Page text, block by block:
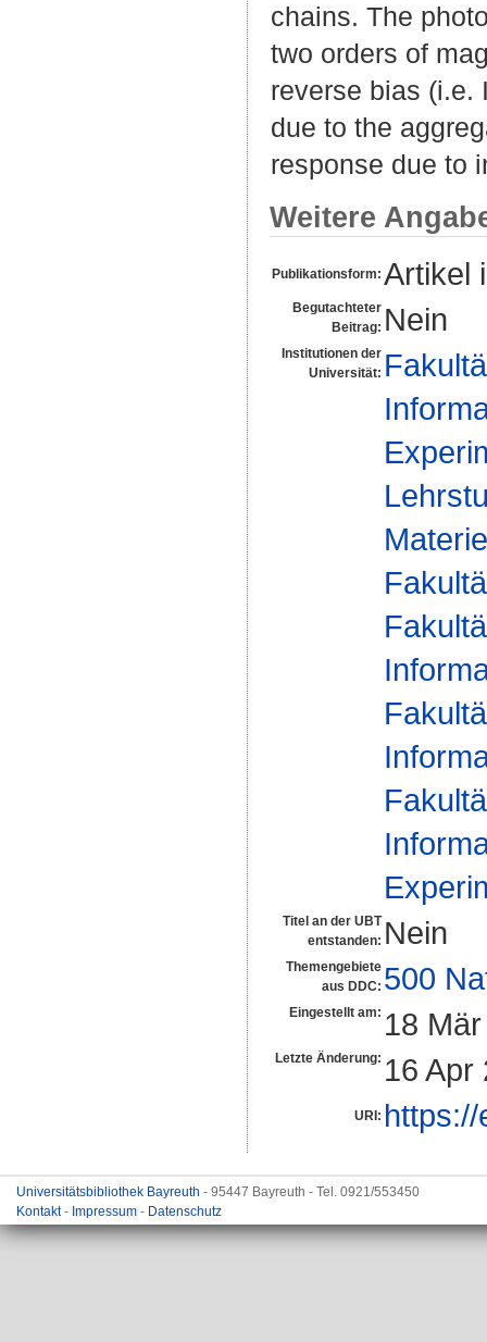
chains. The
two orders of
reverse bias (i.e.
due to the
response due to
Weitere
Publikationsform: Artikel
Begutachteter
Beitrag: Nein
Institutionen der
Universität:
Titel an der UBT
entstanden: Nein
Themengebiete
aus DDC: 500
Eingestellt am: 18
Letzte Änderung: 16 Apr
URI:
Universitätsbibliothek Bayreuth - 95447 Bayreuth - Tel. 0921/553450
Kontakt- Impressum - Datenschutz